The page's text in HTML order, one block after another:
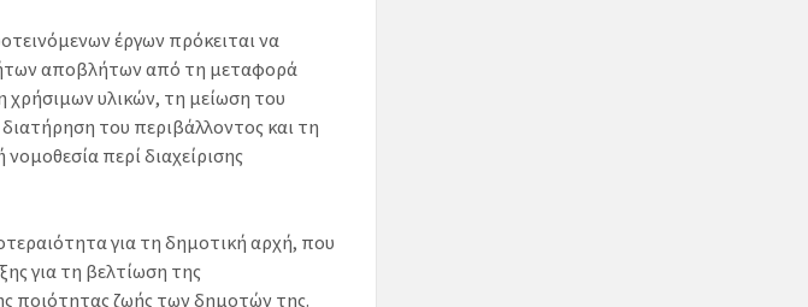
έργων πρόκειται να
αποβλήτων από τη μεταφορά
χρήσιμων υλικών, τη μείωση του
του περιβάλλοντος και τη
περί διαχείρισης
για τη δημοτική αρχή, που
για τη βελτίωση της
ποιότητας ζωής των δημοτών της.